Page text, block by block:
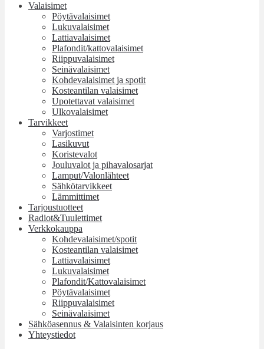
Valaisimet
Pöytävalaisimet
Lukuvalaisimet
Lattiavalaisimet
Plafondit/kattovalaisimet
Riippuvalaisimet
Seinävalaisimet
Kohdevalaisimet ja spotit
Kosteantilan valaisimet
Upotettavat valaisimet
Ulkovalaisimet
Tarvikkeet
Varjostimet
Lasikuvut
Koristevalot
Jouluvalot ja pihavalosarjat
Lamput/Valonlähteet
Sähkötarvikkeet
Lämmittimet
Tarjoustuotteet
Radiot&Tuulettimet
Verkkokauppa
Kohdevalaisimet/spotit
Kosteantilan valaisimet
Lattiavalaisimet
Lukuvalaisimet
Plafondit/Kattovalaisimet
Pöytävalaisimet
Riippuvalaisimet
Seinävalaisimet
Sähköasennus & Valaisinten korjaus
Yhteystiedot